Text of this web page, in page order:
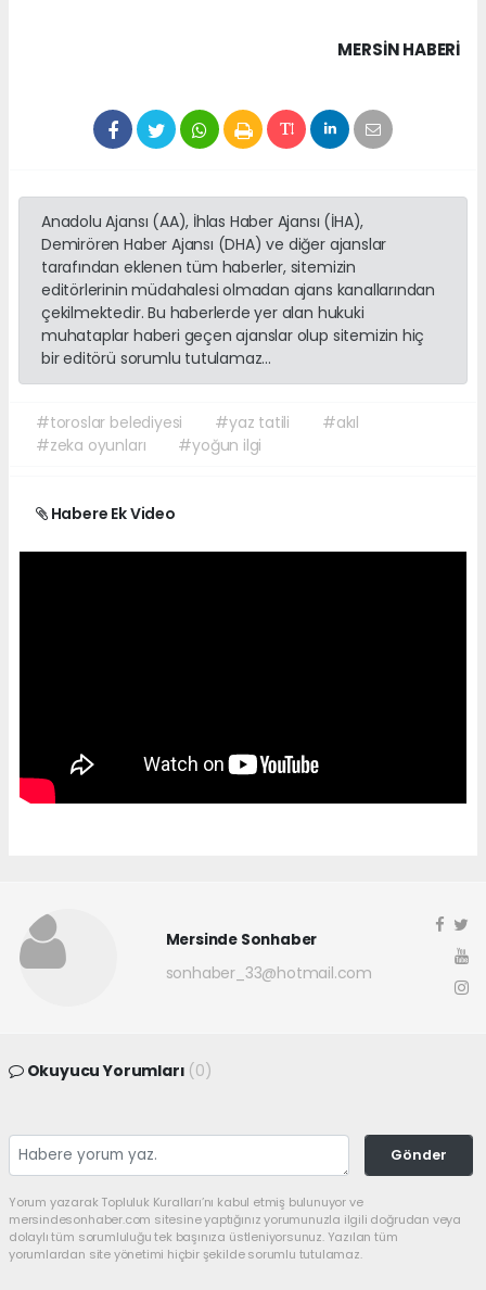
MERSIN HABERİ
Anadolu Ajansı (AA), İhlas Haber Ajansı (İHA),
Demirören Haber Ajansı (DHA) ve diğer ajanslar
tarafından eklenen tüm haberler, sitemizin
editörlerinin müdahalesi olmadan ajans kanallarından
çekilmektedir. Bu haberlerde yer alan hukuki
muhataplar haberi geçen ajanslar olup sitemizin hiç
bir editörü sorumlu tutulamaz...
#toroslar belediyesi #yaz tatili
#akıl
#zeka oyunları
#yoğun ilgi
Habere Ek Video
Mersinde Sonhaber
sonhaber_33@hotmail.com
Okuyucu Yorumları (0)
Gönder
Yorum yazarak Topluluk Kuralları’nı kabul etmiş bulunuyor ve
mersindesonhaber.com sitesine yaptığınız yorumunuzla ilgili doğrudan veya
dolaylı tüm sorumluluğu tek başınıza üstleniyorsunuz. Yazılan tüm
yorumlardan site yönetimi hiçbir şekilde sorumlu tutulamaz.